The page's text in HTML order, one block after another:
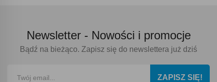
Newsletter - Nowości i promocje
Bądź na bieżąco. Zapisz się do newslettera już dziś
ZAPISZ SIĘ!